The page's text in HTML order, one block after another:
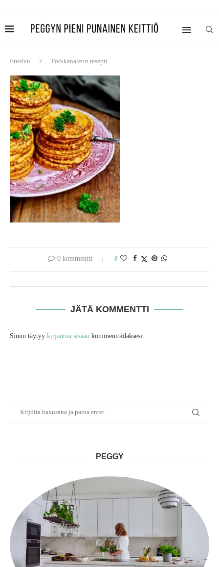
Etusivu Porkkanaletut resepti
0 kommentti 0
JÄTÄ KOMMENTTI
Sinun täytyy kirjautua sisään kommentoidaksesi.
PEGGY